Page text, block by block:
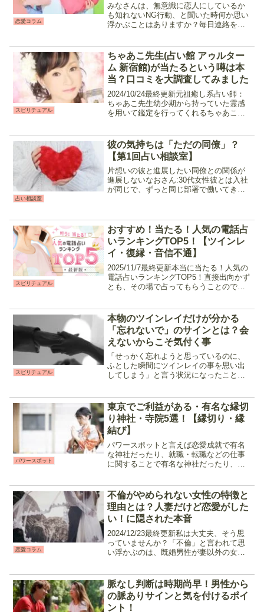
恋愛コラム
みなさんは、無意識に恋人にしているか
も知れないNG行動、と聞いた時何か思い
浮かぶことはありますか？毎日連絡を取
想とする恋人像があり、それを目指して
交際をしていると思いま...
スピリチュアル
ちゃあこ先生(占い館 アゥルター
ム 新宿館)が当たるという噂は本
当？口コミを大調査してみました
2024/10/24最終更新元祖癒し系占い師：
ちゃあこ先生幼少期から持っていた霊感
を用いて鑑定を行ってくれるちゃあこ先
占い師です。霊感・霊感タロットをメイ
ンに、占いを初...
占い相談室
彼の気持ちは「ただの同僚」？
【第1回占い相談室】
片想いの彼と進展したい同僚との関係が
進展しないなおさん:30代女性彼とは入社
が同じで、ずっと同じ部署で働いてきま
時から何かと助け合ってきたので仲は良
い方ですし、ランチや...
スピリチュアル
おすすめ！当たる！人気の電話占
いランキングTOP5！【ツインレ
イ・復縁・音信不通】
2025/11/7最終更新本当に当たる！人気の
電話占いランキングTOP5！直接出向かず
とも、その場で占ってもらうことのでき
師が悩める相談者に手を差し伸べていま
す。今回は...
スピリチュアル
本物のツインレイだけが分かる
「忘れないで」のサインとは？会
えないからこそ気付く事
「せっかく忘れようと思っているのに、
ふとした瞬間にツインレイの事を思い出
してしまう」と言う状況になったことは
ト期間などの試練の最中、「このまま諦
めよう」と思った時に必ず...
パワースポット
東京でご利益がある・有名な縁切
り神社・寺院5選！【縁切り・縁
結び】
パワースポットと言えば恋愛成就で有名
な神社だったり、就職・転職などの仕事
に関することで有名な神社だったり、全
中から「東京で縁切りの御利益がある神
社・寺院」をご紹介。断ち...
恋愛コラム
不倫がやめられない女性の特徴と
理由とは？人妻だけど恋愛がした
い！に隠された本音
2024/12/23最終更新私は大丈夫、そう思
っていませんか？「不倫」と言われて思
い浮かぶのは、既婚男性が妻以外の女性
つことでしょうか？世間的には既婚男性
が女性と関係を持...
脈なし判断は時期尚早！男性から
の脈ありサインと気を付けるポイ
ント！